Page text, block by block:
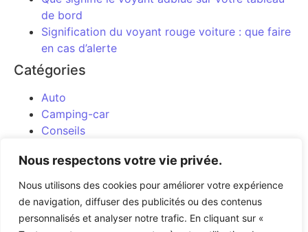
Nous respectons votre vie privée.
Nous utilisons des cookies pour améliorer votre expérience
de navigation, diffuser des publicités ou des contenus
personnalisés et analyser notre trafic. En cliquant sur «
de bord
Signification du voyant rouge voiture : que faire
en cas d’alerte
Catégories
Auto
Camping-car
Conseils
Moto
Uncategorized
Article précédent Article suivant